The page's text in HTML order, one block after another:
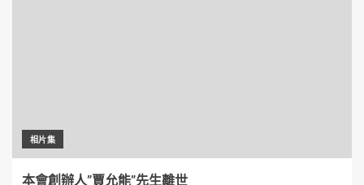
相片集
本會創辦人”賈允能”先生離世